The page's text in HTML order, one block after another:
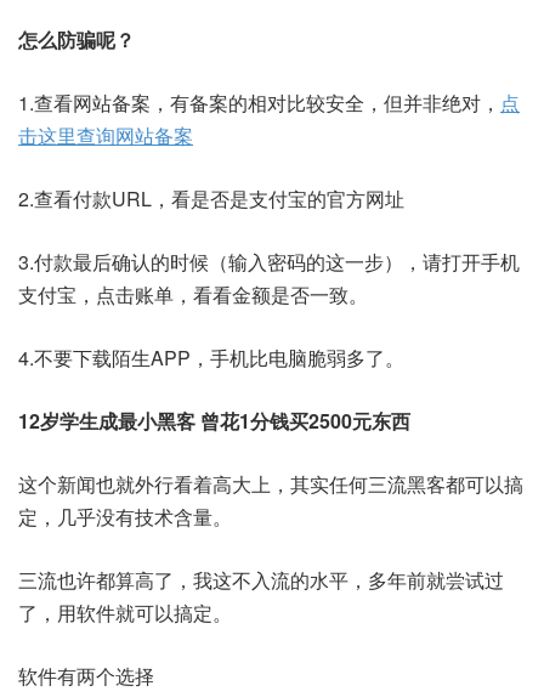
怎么防骗呢？
1.查看网站备案，有备案的相对比较安全，但并非绝对， 点
击这里查询网站备案
2.查看付款URL，看是否是支付宝的官方网址
3.付款最后确认的时候（输入密码的这一步），请打开手机
支付宝，点击账单，看看金额是否一致。
4.不要下载陌生APP，手机比电脑脆弱多了。
12岁学生成最小黑客 曾花1分钱买2500元东西
这个新闻也就外行看着高大上，其实任何三流黑客都可以搞
定，几乎没有技术含量。
三流也许都算高了，我这不入流的水平，多年前就尝试过
了，用软件就可以搞定。
软件有两个选择